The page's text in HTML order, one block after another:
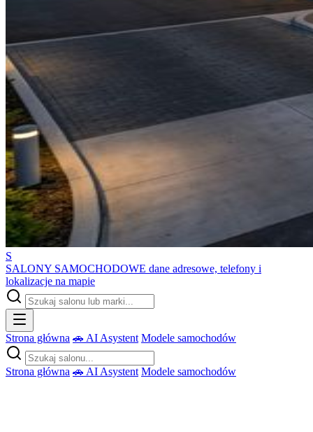
S
SALONY SAMOCHODOWE dane adresowe, telefony i
lokalizacje na mapie
Strona główna 🚗 AI Asystent Modele samochodów
Strona główna 🚗 AI Asystent Modele samochodów